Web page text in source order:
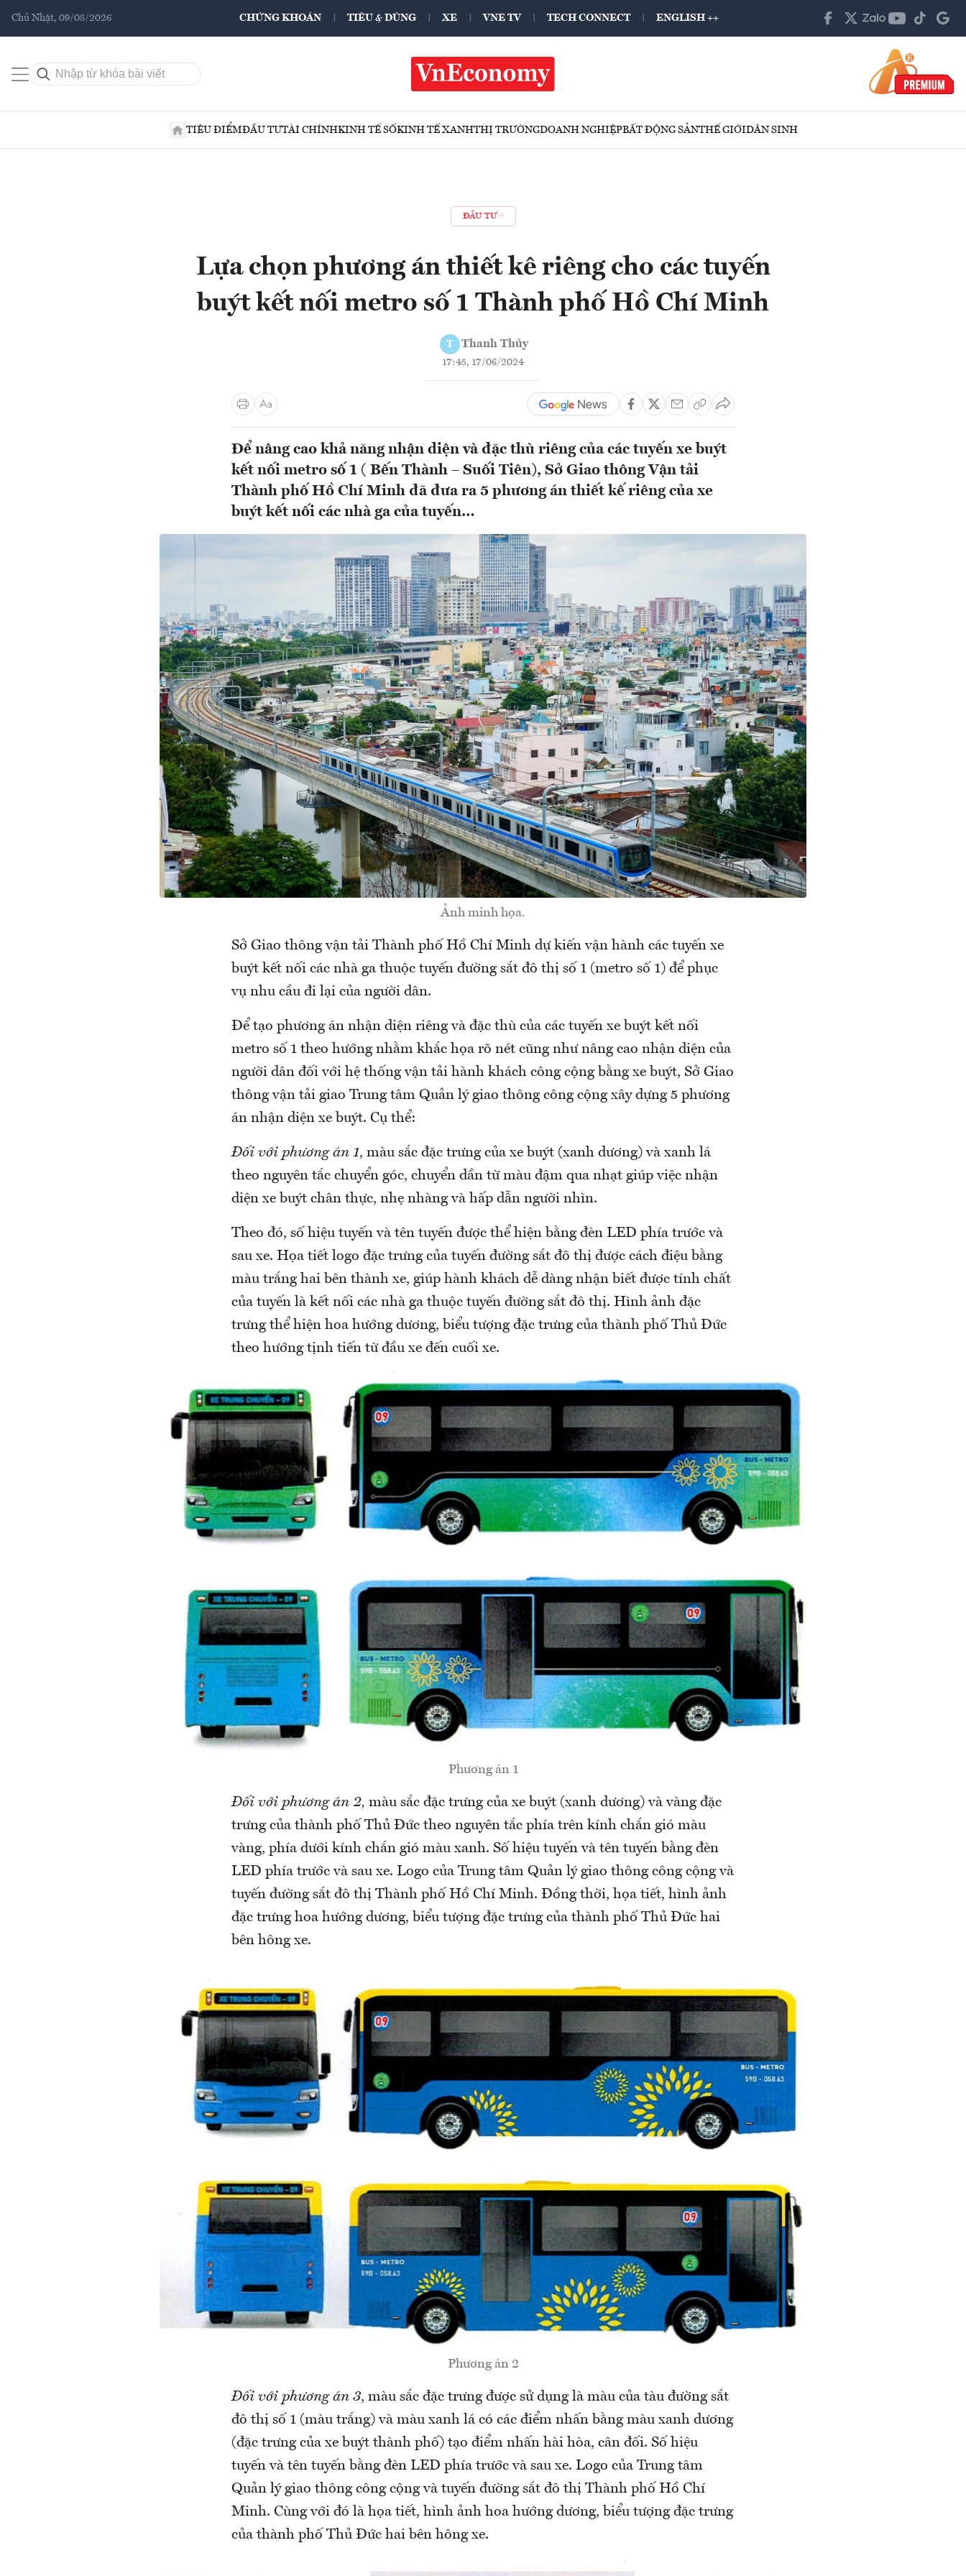
Chủ Nhật, 09/08/2026 CHỨNG KHOÁN TIÊU & DÙNG XE VNE TV TECH CONNECT ENGLISH ++
TIÊU ĐIỂMĐẦU TƯTÀI CHÍNHKINH TẾ SỐKINH TẾ XANHTHỊ TRƯỜNGDOANH NGHIỆPBẤT ĐỘNG SẢNTHẾ GIỚIDÂN SINH
ĐẦU TƯ
Lựa chọn phương án thiết kê riêng cho các tuyến
buýt kết nối metro số 1 Thành phố Hồ Chí Minh
T Thanh Thủy
17:45, 17/06/2024
Để nâng cao khả năng nhận diện và đặc thù riêng của các tuyến xe buýt
kết nối metro số 1 ( Bến Thành – Suối Tiên), Sở Giao thông Vận tải
Thành phố Hồ Chí Minh đã đưa ra 5 phương án thiết kế riêng của xe
buýt kết nối các nhà ga của tuyến…
Ảnh minh họa.
Sở Giao thông vận tải Thành phố Hồ Chí Minh dự kiến vận hành các tuyến xe
buýt kết nối các nhà ga thuộc tuyến đường sắt đô thị số 1 (metro số 1) để phục
vụ nhu cầu đi lại của người dân.
Để tạo phương án nhận diện riêng và đặc thù của các tuyến xe buýt kết nối
metro số 1 theo hướng nhằm khắc họa rõ nét cũng như nâng cao nhận diện của
người dân đối với hệ thống vận tải hành khách công cộng bằng xe buýt, Sở Giao
thông vận tải giao Trung tâm Quản lý giao thông công cộng xây dựng 5 phương
án nhận diện xe buýt. Cụ thể:
Đối với phương án 1, màu sắc đặc trưng của xe buýt (xanh dương) và xanh lá
theo nguyên tắc chuyển góc, chuyển dần từ màu đậm qua nhạt giúp việc nhận
diện xe buýt chân thực, nhẹ nhàng và hấp dẫn người nhìn.
Theo đó, số hiệu tuyến và tên tuyến được thể hiện bằng đèn LED phía trước và
sau xe. Họa tiết logo đặc trưng của tuyến đường sắt đô thị được cách điệu bằng
màu trắng hai bên thành xe, giúp hành khách dễ dàng nhận biết được tính chất
của tuyến là kết nối các nhà ga thuộc tuyến đường sắt đô thị. Hình ảnh đặc
trưng thể hiện hoa hướng dương, biểu tượng đặc trưng của thành phố Thủ Đức
theo hướng tịnh tiến từ đầu xe đến cuối xe.
Phương án 1
Đối với phương án 2, màu sắc đặc trưng của xe buýt (xanh dương) và vàng đặc
trưng của thành phố Thủ Đức theo nguyên tắc phía trên kính chắn gió màu
vàng, phía dưới kính chắn gió màu xanh. Số hiệu tuyến và tên tuyến bằng đèn
LED phía trước và sau xe. Logo của Trung tâm Quản lý giao thông công cộng và
tuyến đường sắt đô thị Thành phố Hồ Chí Minh. Đồng thời, họa tiết, hình ảnh
đặc trưng hoa hướng dương, biểu tượng đặc trưng của thành phố Thủ Đức hai
bên hông xe.
Phương án 2
Đối với phương án 3, màu sắc đặc trưng được sử dụng là màu của tàu đường sắt
đô thị số 1 (màu trắng) và màu xanh lá có các điểm nhấn bằng màu xanh dương
(đặc trưng của xe buýt thành phố) tạo điểm nhấn hài hòa, cân đối. Số hiệu
tuyến và tên tuyến bằng đèn LED phía trước và sau xe. Logo của Trung tâm
Quản lý giao thông công cộng và tuyến đường sắt đô thị Thành phố Hồ Chí
Minh. Cùng với đó là họa tiết, hình ảnh hoa hướng dương, biểu tượng đặc trưng
của thành phố Thủ Đức hai bên hông xe.